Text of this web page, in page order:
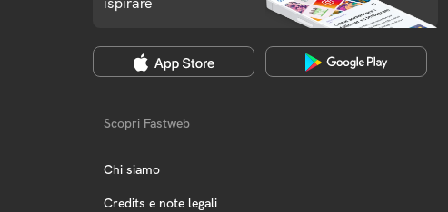
Scopri Fastweb
Chi siamo
Credits e note legali